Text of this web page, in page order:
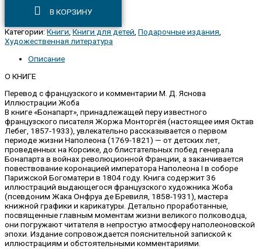
В КОРЗИНУ
Категории:Книги,Книги для детей, Подарочные издания,
Художественная литература
Описание
О КНИГЕ
Перевод с французского и комментарии М. Д. Яснова
Иллюстрации Жоба
В книге «Бонапарт», принадлежащей перу известного
французского писателя Жоржа Монторгёя (настоящее имя Октав
Лебег, 1857-1933), увлекательно рассказывается о первом
периоде жизни Наполеона (1769-1821) — от детских лет,
проведенных на Корсике, до блистательных побед генерала
Бонапарта в войнах революционной Франции, а заканчивается
повествование коронацией императора Наполеона I в соборе
Парижской Богоматери в 1804 году. Книга содержит 36
иллюстраций выдающегося французского художника Жоба
(псевдоним Жака Онфруа де Бревиля, 1858-1931), мастера
книжной графики и карикатуры. Детально проработанные,
посвященные главным моментам жизни великого полководца,
они погружают читателя в непростую атмосферу наполеоновской
эпохи. Издание сопровождается пояснительной запиской к
иллюстрациям и обстоятельными комментариями.